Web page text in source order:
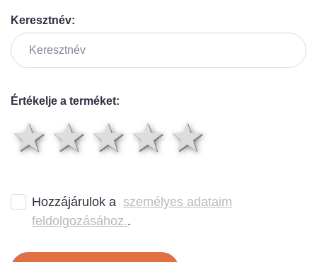
Keresztnév:
Értékelje a terméket:
4
3 csillag
2 csillag
1 csillag
Hozzájárulok a személyes adataim
feldolgozásához..